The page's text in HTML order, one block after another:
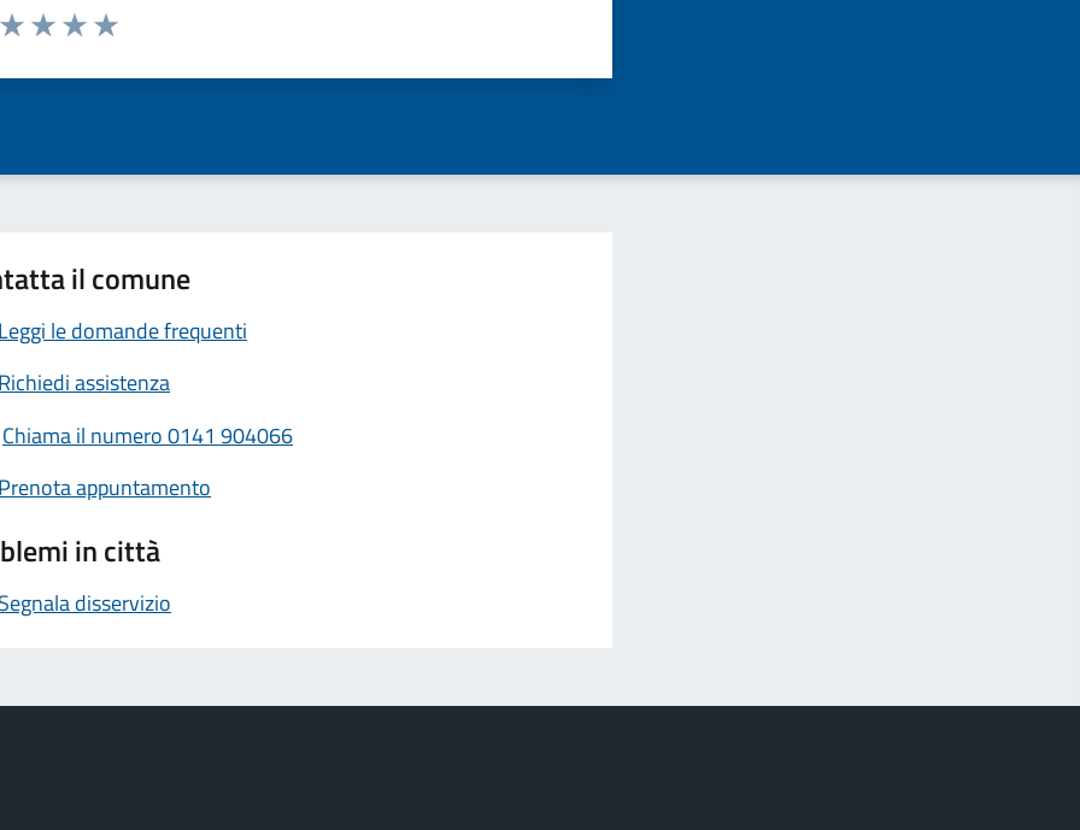
da 1 a 5 stelle la pagina
il comune
Leggi le domande frequenti
Richiedi assistenza
Chiama il numero 0141 904066
Prenota appuntamento
in città
Segnala disservizio